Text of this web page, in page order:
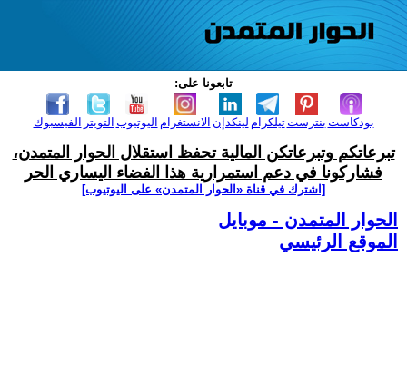
تابعونا على:
الفيسبوك التويتر اليوتيوب الانستغرام لينكدإن تيلكرامبنترست بودكاست
تبرعاتكم وتبرعاتكن المالية تحفظ استقلال الحوار المتمدن،
فشاركونا في دعم استمرارية هذا الفضاء اليساري الحر
[اشترك في قناة ‫«الحوار المتمدن» على اليوتيوب]
الحوار المتمدن - موبايل
الموقع الرئيسي